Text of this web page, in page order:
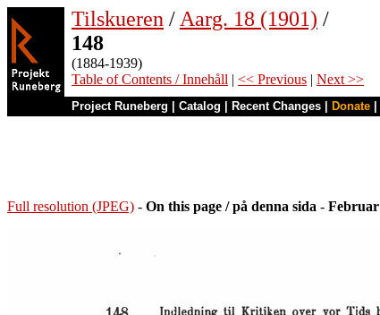
Tilskueren / Aarg. 18 (1901) /
148
(1884-1939)
Table of Contents / Innehåll | << Previous | Next >>
Project Runeberg Catalog Recent Changes Donate
Full resolution (JPEG) - On this page / på denna sida - Februar